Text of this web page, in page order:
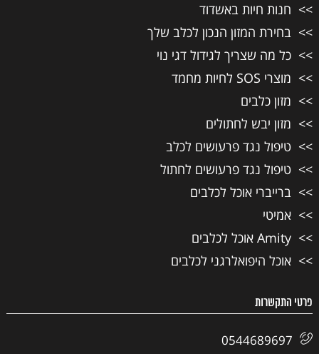
חנות חיות באשדוד
בחירת המזון הנכון לכלב שלך
כל מה שצריך לגידול דגי נוי
מוצרי SOS לחיות מחמד
מזון כלבים
מזון יבש לחתולים
טיפול נגד פרעושים לכלב
טיפול נגד פרעושים לחתול
ברייברי אוכל לכלבים
אמיטי
Amity אוכל לכלבים
אוכל היפואלרגני לכלבים
פרטי התקשרות
0544689697